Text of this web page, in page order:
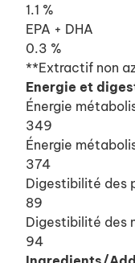
1.1 %
EPA + DHA
0.3 %
**Extractif non
Energie et
Énergie
349
Énergie
374
Digestibilité des
89
Digestibilité des
94